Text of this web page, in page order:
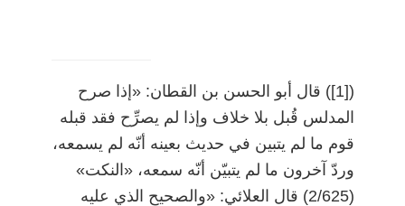
([1])
قال أبو الحسن بن القطان: «إذا صرح
المدلس قُبل بلا خلاف وإذا لم يصرِّح فقد قبله
قوم ما لم يتبين في حديث بعينه أنّه لم يسمعه،
وردّ آخرون ما لم يتبيّن أنّه سمعه، «النكت»
(2/625) قال العلائي: «والصحيح الذي عليه